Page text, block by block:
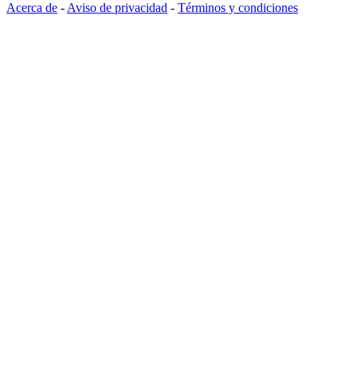
Acerca de - Aviso de privacidad - Términos y condiciones